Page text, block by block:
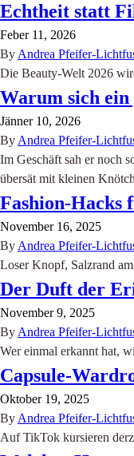
Echtheit statt
Feber 11, 2026
By Andrea Pfeifer-
Die Beauty-Welt 2026
Warum sich
Jänner 10, 2026
By Andrea Pfeifer-
Im Geschäft sah er noch
übersät mit kleinen
Fashion-Hacks
November 16, 2025
By Andrea Pfeifer-
Loser Knopf, Salzrand
Der Duft der
November 9, 2025
By Andrea Pfeifer-
Wer einmal erkannt hat,
Capsule-
Oktober 19, 2025
By Andrea Pfeifer-
Auf TikTok kursieren